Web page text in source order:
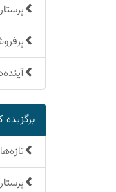
تازه‌ها